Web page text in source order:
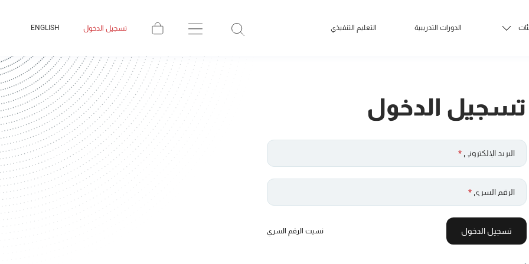
الدورات التدريبية التعليم التنفيذي تسجيل الدخول ENGLISH
تسجيل الدخول
البريد الإلكتروني *
الرقم السري *
تسجيل الدخول نسيت الرقم السري